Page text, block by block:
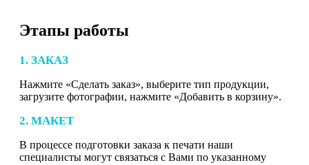
Этапы работы
1. ЗАКАЗ
Нажмите «Сделать заказ», выберите тип продукции,
загрузите фотографии, нажмите «Добавить в корзину».
2. МАКЕТ
В процессе подготовки заказа к печати наши
специалисты могут связаться с Вами по указанному